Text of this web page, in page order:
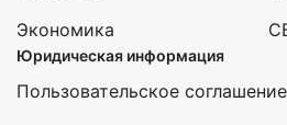
Экономика
Юридическая информация
Пользовательское соглашение